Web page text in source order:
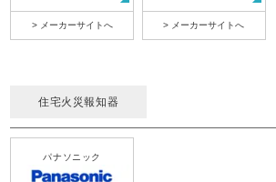
> メーカーサイトへ > メーカーサイトへ
住宅火災報知器
パナソニック